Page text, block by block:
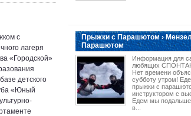
с
лагеря
«Городской»
детского
«Юный
Прыжки с Парашютом ›
Парашютом
Информация для
любящих
Нет времени
субботу утром!
прыжки с
инструктором с
Едем мы
в...